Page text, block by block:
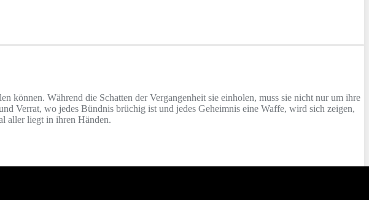
können. Während die Schatten der Vergangenheit sie einholen, muss sie nicht nur um ihre
Verrat, wo jedes Bündnis brüchig ist und jedes Geheimnis eine Waffe, wird sich zeigen,
aller liegt in ihren Händen.